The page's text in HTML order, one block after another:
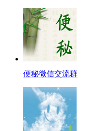
便秘微信交流群